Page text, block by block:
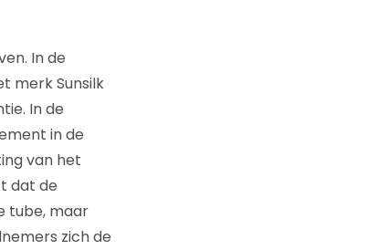
In de
merk Sunsilk
In de
in de
van het
dat de
tube, maar
zich de